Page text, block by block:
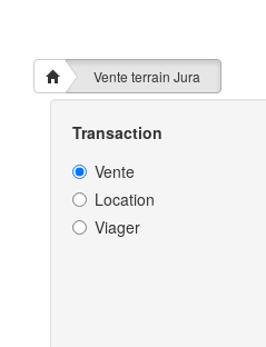
Vente terrain Jura
Transaction
Vente
Location
Viager